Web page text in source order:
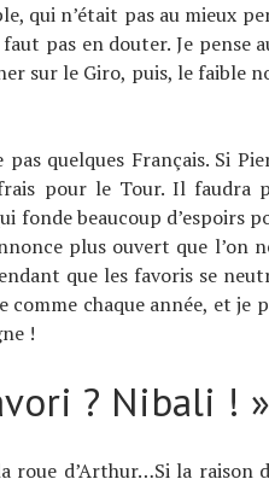
qui n’était pas au mieux
pas en douter. Je pense
sur le Giro, puis, le faible
pas quelques Français. Si
pour le Tour. Il
fonde beaucoup d’espoirs
plus ouvert que
que les favoris se
comme chaque année, et je
!
? Nibali !
roue d’Arthur…Si la raison